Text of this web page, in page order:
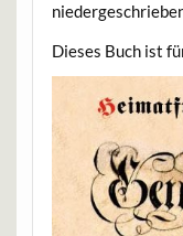
Dieses Buch ist